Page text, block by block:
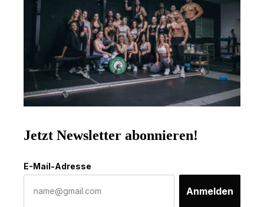
Jetzt Newsletter abonnieren!
E-Mail-Adresse
Anmelden